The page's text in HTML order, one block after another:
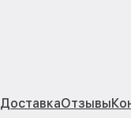
ДоставкаОтзывы